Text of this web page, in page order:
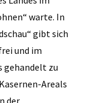
warte. In
gibt sich
und im
gehandelt zu
Areals
der